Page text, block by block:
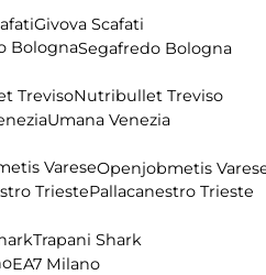
Givova Scafati
Segafredo Bologna
Nutribullet Treviso
Umana Venezia
Openjobmetis
Pallacanestro Trieste
Trapani Shark
EA7 Milano